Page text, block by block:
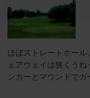
ほぼストレートホー
ェアウェイは狭くう
ンカーとマウンドでガ